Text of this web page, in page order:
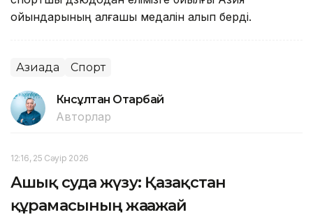
ойындарының алғашқы медалін алып берді.
Азиада Спорт
Күнсұлтан Отарбай
Авторлар
12:16, 25 Сәуір 2026
Ашық суда жүзу: Қазақстан
құрамасының жағажай